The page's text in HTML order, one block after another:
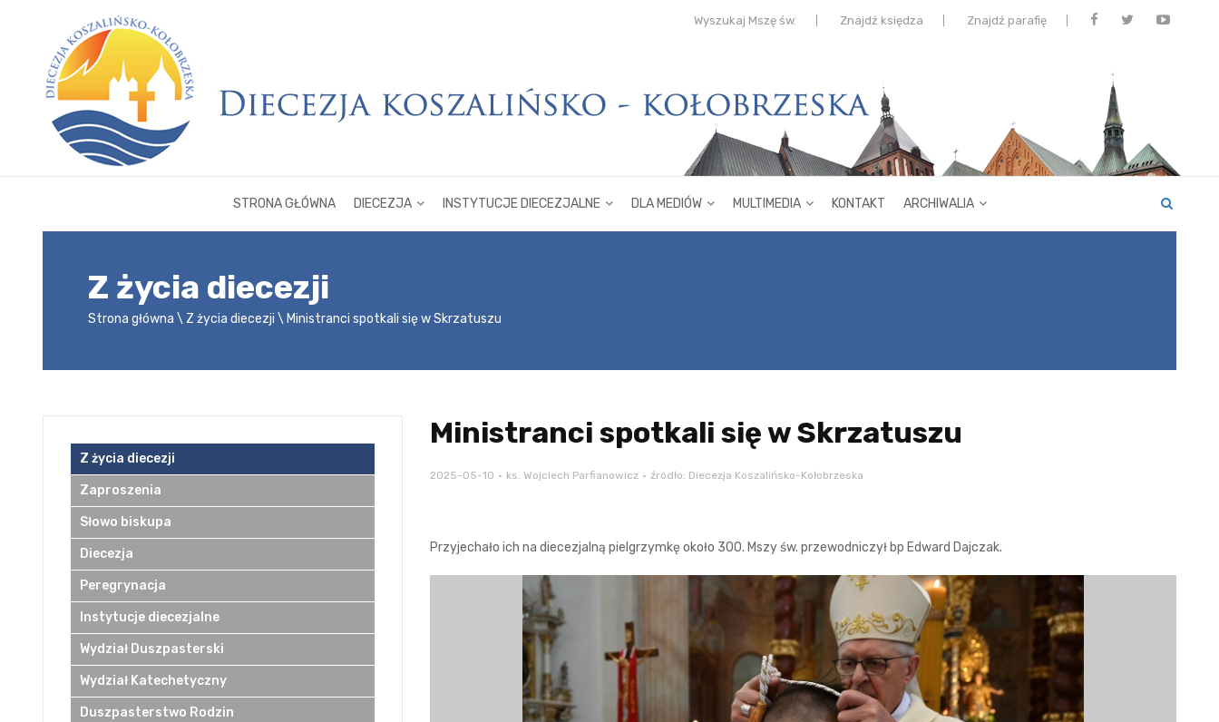
Wyszukaj Mszę św. Znajdź księdza Znajdź parafię
STRONA GŁÓWNA DIECEZJA INSTYTUCJE DIECEZJALNE DLA MEDIÓW MULTIMEDIA KONTAKT ARCHIWALIA
Z życia diecezji
Strona główna Z życia diecezji Ministranci spotkali się w Skrzatuszu
Ministranci spotkali się w Skrzatuszu
2025-05-10 ks. Wojciech Parfianowicz źródło: Diecezja Koszalińsko-Kołobrzeska
Przyjechało ich na diecezjalną pielgrzymkę około 300. Mszy św. przewodniczył bp Edward Dajczak.
Z życia diecezji
Zaproszenia
Słowo biskupa
Diecezja
Peregrynacja
Instytucje diecezjalne
Wydział Duszpasterski
Wydział Katechetyczny
Duszpasterstwo Rodzin